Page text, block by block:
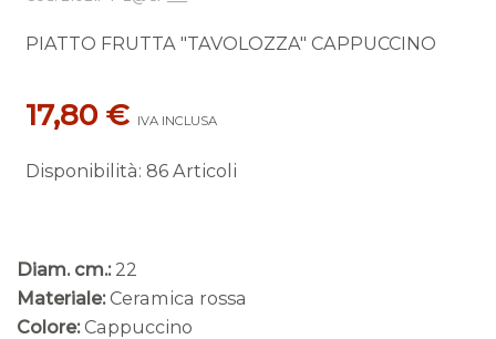
PIATTO FRUTTA "TAVOLOZZA" CAPPUCCINO
17,80 € IVA INCLUSA
Disponibilità: 86 Articoli
Diam. cm.: 22
Materiale: Ceramica rossa
Colore: Cappuccino